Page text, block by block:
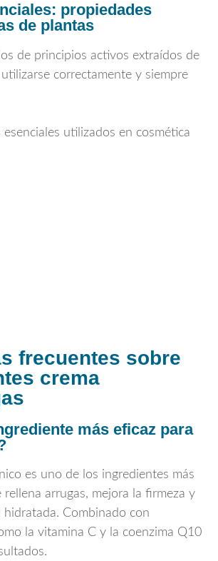
propiedades
de plantas
de principios activos extraídos de
correctamente y siempre
utilizados en cosmética
frecuentes sobre
crema
más eficaz para
es uno de los ingredientes más
rellena arrugas, mejora la firmeza y
hidratada. Combinado con
la vitamina C y la coenzima Q10